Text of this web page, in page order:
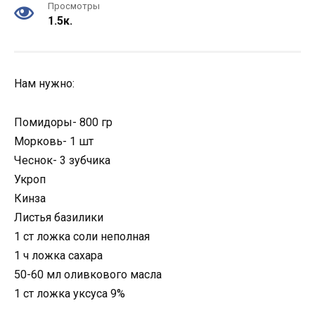
Просмотры
1.5к.
Нам нужно:
Помидоры- 800 гр
Морковь- 1 шт
Чеснок- 3 зубчика
Укроп
Кинза
Листья базилики
1 ст ложка соли неполная
1 ч ложка сахара
50-60 мл оливкового масла
1 ст ложка уксуса 9%